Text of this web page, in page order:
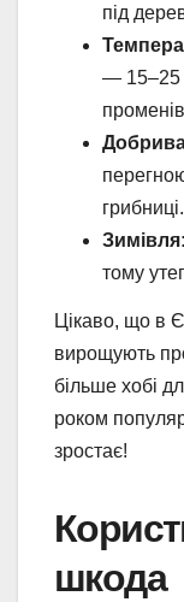
під
— 15–25
грибниці.
Зимівля:
тому
Цікаво, що в
вирощують
більше хобі
роком
зростає!
шкода